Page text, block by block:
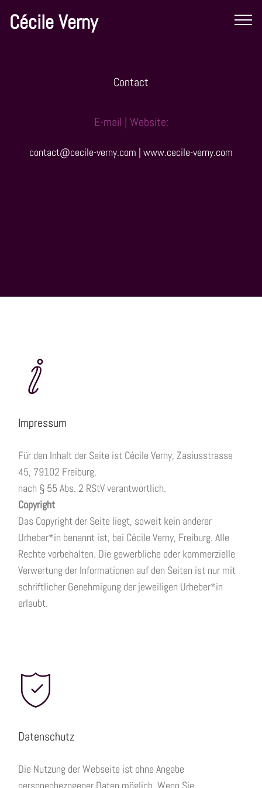
Cécile Verny
Contact
E-mail | Website:
contact@cecile-verny.com www.cecile-verny.com
Impressum
Für den Inhalt der Seite ist Cécile Verny, Zasiusstrasse
45, 79102 Freiburg,
nach § 55 Abs. 2 RStV verantwortlich.
Copyright
Das Copyright der Seite liegt, soweit kein anderer
Urheber*in benannt ist, bei Cécile Verny, Freiburg. Alle
Rechte vorbehalten. Die gewerbliche oder kommerzielle
Verwertung der Informationen auf den Seiten ist nur mit
schriftlicher Genehmigung der jeweiligen Urheber*in
erlaubt.
Datenschutz
Die Nutzung der Webseite ist ohne Angabe